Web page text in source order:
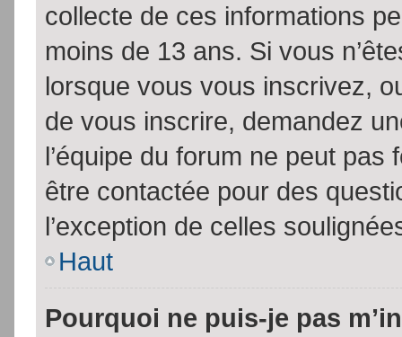
collecte de ces informations
moins de 13 ans. Si vous
lorsque vous vous inscrivez,
de vous inscrire, demandez
l’équipe du forum ne peut
être contactée pour des
l’exception de celles
Haut
Pourquoi ne puis-je pas